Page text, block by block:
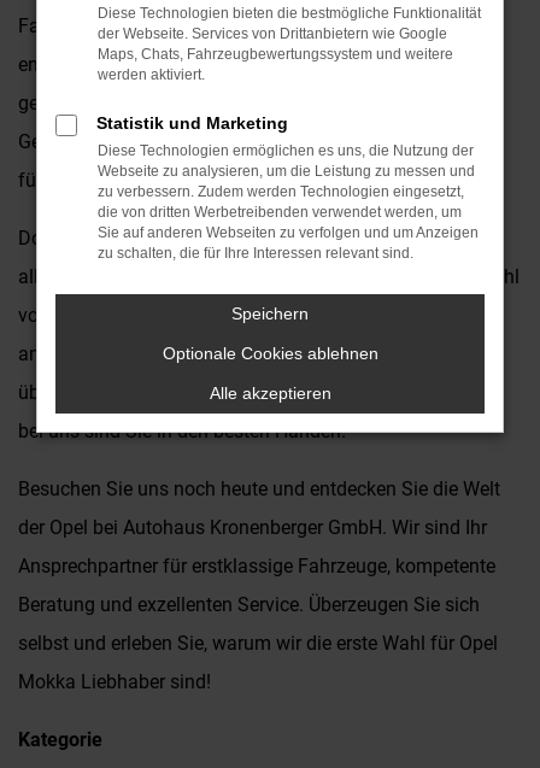
Fahrzeug finden, das genau Ihren Anforderungen
entspricht. Egal, ob Sie ein kompaktes Stadtauto, einen
geräumigen Familien-Van oder einen leistungsstarken
Geländewagen suchen - wir haben das passende Modell
für Sie.
Doch damit nicht genug! Als Ihr zuverlässiger Partner für
alles rund um Opel bieten wir Ihnen zusätzlich eine Vielzahl
von Serviceleistungen an, um Ihr Fahrerlebnis noch
angenehmer zu gestalten. Von regelmäßigen Wartungen
über Reparaturen bis hin zu individuellen Anpassungen -
bei uns sind Sie in den besten Händen.
Besuchen Sie uns noch heute und entdecken Sie die Welt
der Opel bei Autohaus Kronenberger GmbH. Wir sind Ihr
Ansprechpartner für erstklassige Fahrzeuge, kompetente
Beratung und exzellenten Service. Überzeugen Sie sich
selbst und erleben Sie, warum wir die erste Wahl für Opel
Mokka Liebhaber sind!
Kategorie
Diese Technologien bieten die bestmögliche Funktionalität
der Webseite. Services von Drittanbietern wie Google
Maps, Chats, Fahrzeugbewertungssystem und weitere
werden aktiviert.
Statistik und Marketing
Diese Technologien ermöglichen es uns, die Nutzung der
Webseite zu analysieren, um die Leistung zu messen und
zu verbessern. Zudem werden Technologien eingesetzt,
die von dritten Werbetreibenden verwendet werden, um
Sie auf anderen Webseiten zu verfolgen und um Anzeigen
zu schalten, die für Ihre Interessen relevant sind.
Speichern
Optionale Cookies ablehnen
Alle akzeptieren